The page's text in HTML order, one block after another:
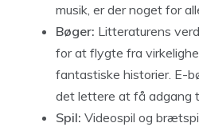
musik, er der noget for
Bøger: Litteraturens
for at flygte fra
fantastiske historier. E-
det lettere at få adgang
Spil: Videospil og